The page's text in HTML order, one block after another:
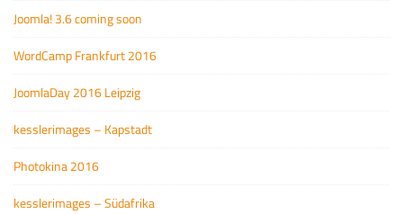
Joomla! 3.6 coming soon
WordCamp Frankfurt 2016
JoomlaDay 2016 Leipzig
kesslerimages – Kapstadt
Photokina 2016
kesslerimages – Südafrika